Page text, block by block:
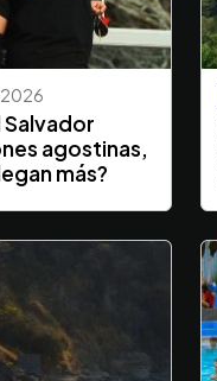
Salvador
agostinas,
más?